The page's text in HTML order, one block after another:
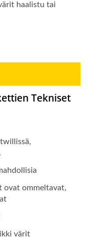
haalistu tai
Tekniset
ovat ommeltavat,
värit